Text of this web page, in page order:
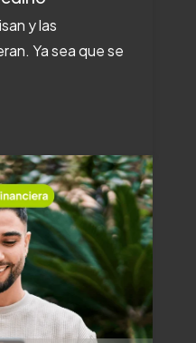
y las
Ya sea que se